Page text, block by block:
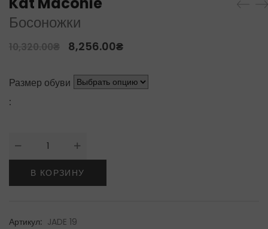
Босоножки
10,320.00₴ 8,256.00₴
Размер обуви
:
Количество
товара
Kat
MaconieБосоножки
В КОРЗИНУ
Артикул: JADE 19